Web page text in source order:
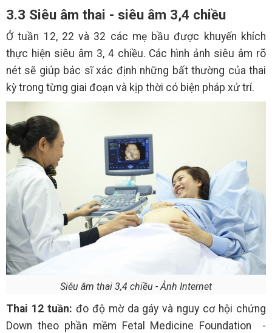
3.3 Siêu âm thai - siêu âm 3,4 chiều
Ở tuần 12, 22 và 32 các mẹ bầu được khuyến khích
thực hiện siêu âm 3, 4 chiều. Các hình ảnh siêu âm rõ
nét sẽ giúp bác sĩ xác định những bất thường của thai
kỳ trong từng giai đoạn và kịp thời có biện pháp xử trí.
Siêu âm thai 3,4 chiều - Ảnh Internet
Thai 12 tuần: đo độ mờ da gáy và nguy cơ hội chứng
Down theo phần mềm Fetal Medicine Foundation -